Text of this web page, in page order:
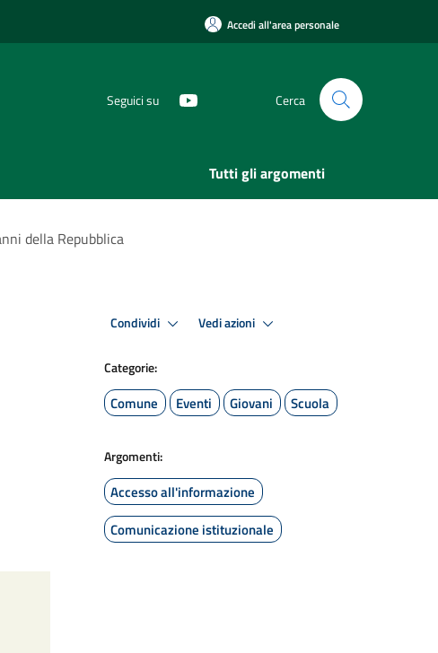
Accedi all'area personale
Seguici su Cerca
Tutti gli argomenti
della Repubblica
Condividi Vedi azioni
Categorie:
Comune Eventi Giovani Scuola
Argomenti:
Accesso all'informazione
Comunicazione istituzionale